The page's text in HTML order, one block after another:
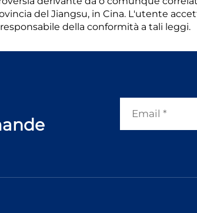
del Jiangsu, in Cina. L'utente
della conformità a tali leggi.